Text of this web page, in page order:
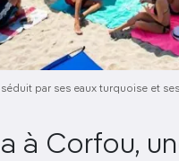
par ses eaux turquoise et
à Corfou,